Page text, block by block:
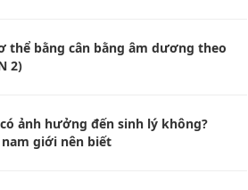
thể bằng cân bằng âm dương theo
2)
ảnh hưởng đến sinh lý không?
giới nên biết